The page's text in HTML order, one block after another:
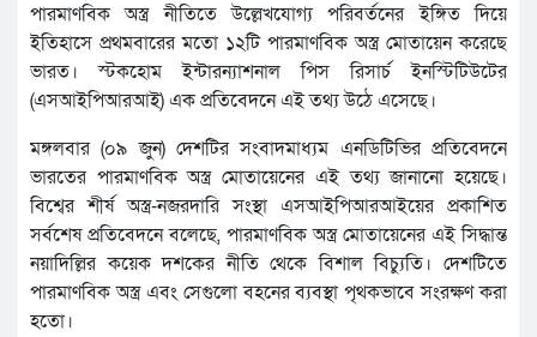
পারমাণবিক অস্ত্র নীতিতে উল্লেখযোগ্য পরিবর্তনের ইঙ্গিত দিয়ে
ইতিহাসে প্রথমবারের মতো ১২টি পারমাণবিক অস্ত্র মোতায়েন করেছে
ভারত। স্টকহোম ইন্টারন্যাশনাল পিস রিসার্চ ইনস্টিটিউটের
(এসআইপিআরআই) এক প্রতিবেদনে এই তথ্য উঠে এসেছে।
মঙ্গলবার (০৯ জুন) দেশটির সংবাদমাধ্যম এনডিটিভির প্রতিবেদনে
ভারতের পারমাণবিক অস্ত্র মোতায়েনের এই তথ্য জানানো হয়েছে।
বিশ্বের শীর্ষ অস্ত্র-নজরদারি সংস্থা এসআইপিআরআইয়ের প্রকাশিত
সর্বশেষ প্রতিবেদনে বলেছে, পারমাণবিক অস্ত্র মোতায়েনের এই সিদ্ধান্ত
নয়াদিল্লির কয়েক দশকের নীতি থেকে বিশাল বিচ্যুতি। দেশটিতে
পারমাণবিক অস্ত্র এবং সেগুলো বহনের ব্যবস্থা পৃথকভাবে সংরক্ষণ করা
হতো।